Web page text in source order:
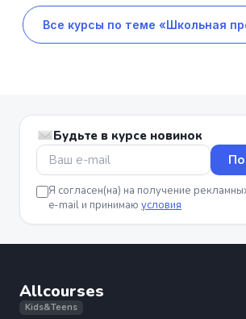
Все курсы по теме «Школьная
Будьте в курсе новинок
Я согласен(на) на получение
e-mail и принимаю условия
Allcourses
Kids&Teens